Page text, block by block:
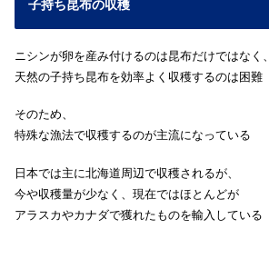
子持ち昆布の収穫
ニシンが卵を産み付けるのは昆布だけではなく、
天然の子持ち昆布を効率よく収穫するのは困難
そのため、
特殊な漁法で収穫するのが主流になっている
日本では主に北海道周辺で収穫されるが、
今や収穫量が少なく、現在ではほとんどが
アラスカやカナダで獲れたものを輸入している